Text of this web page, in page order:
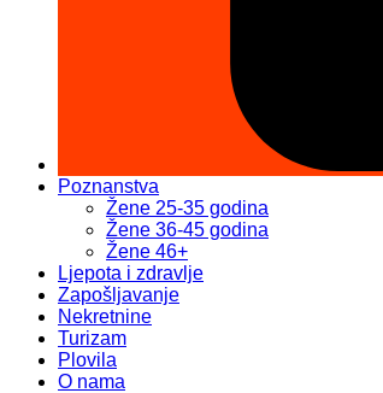
Poznanstva
Žene 25-35 godina
Žene 36-45 godina
Žene 46+
Ljepota i zdravlje
Zapošljavanje
Nekretnine
Turizam
Plovila
O nama